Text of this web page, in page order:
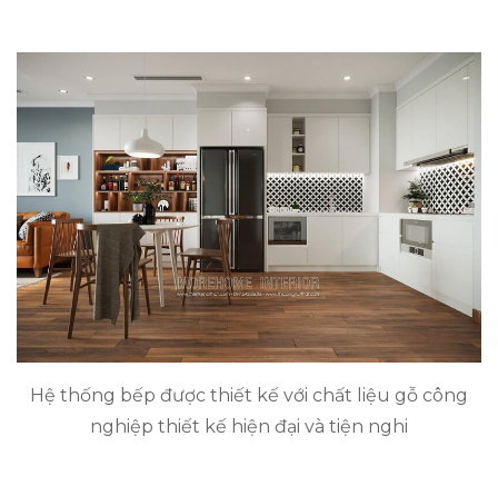
Hệ thống bếp được thiết kế với chất liệu gỗ công
nghiệp thiết kế hiện đại và tiện nghi